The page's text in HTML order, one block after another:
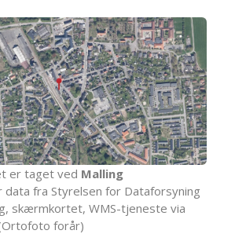
er taget ved Malling
data fra Styrelsen for Dataforsyning
skærmkortet, WMS-tjeneste via
forår)